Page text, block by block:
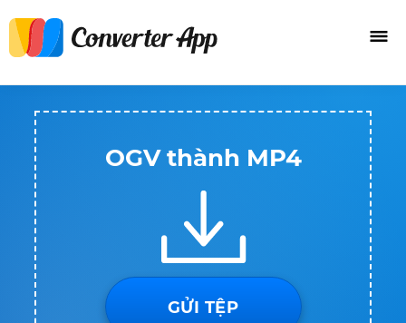
OGV thành MP4
GỬI TỆP